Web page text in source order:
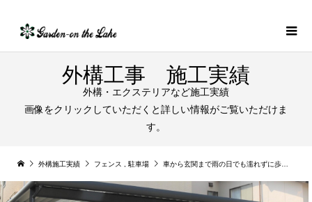
外構工事 施工実績
外構・エクステリアなど施工実績
画像をクリックしていただくと詳しい情報がご覧いただけま
す。
外構施工実績 フェンス 駐車場 車から玄関まで雨の日でも濡れずに歩ける３台用のセッパンカーポート｜扶桑町